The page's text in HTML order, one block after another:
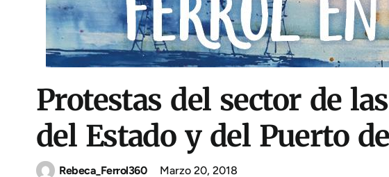
Protestas del sector de
del Estado y del Puerto
Rebeca_Ferrol360 Marzo 20, 2018